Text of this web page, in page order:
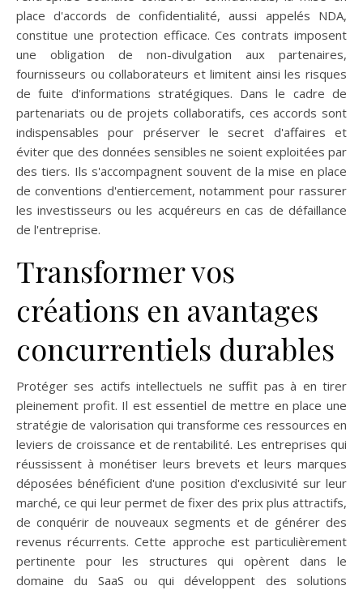
place d'accords de confidentialité, aussi appelés NDA,
constitue une protection efficace. Ces contrats imposent
une obligation de non-divulgation aux partenaires,
fournisseurs ou collaborateurs et limitent ainsi les risques
de fuite d'informations stratégiques. Dans le cadre de
partenariats ou de projets collaboratifs, ces accords sont
indispensables pour préserver le secret d'affaires et
éviter que des données sensibles ne soient exploitées par
des tiers. Ils s'accompagnent souvent de la mise en place
de conventions d'entiercement, notamment pour rassurer
les investisseurs ou les acquéreurs en cas de défaillance
de l'entreprise.
Transformer vos
créations en avantages
concurrentiels durables
Protéger ses actifs intellectuels ne suffit pas à en tirer
pleinement profit. Il est essentiel de mettre en place une
stratégie de valorisation qui transforme ces ressources en
leviers de croissance et de rentabilité. Les entreprises qui
réussissent à monétiser leurs brevets et leurs marques
déposées bénéficient d'une position d'exclusivité sur leur
marché, ce qui leur permet de fixer des prix plus attractifs,
de conquérir de nouveaux segments et de générer des
revenus récurrents. Cette approche est particulièrement
pertinente pour les structures qui opèrent dans le
domaine du SaaS ou qui développent des solutions